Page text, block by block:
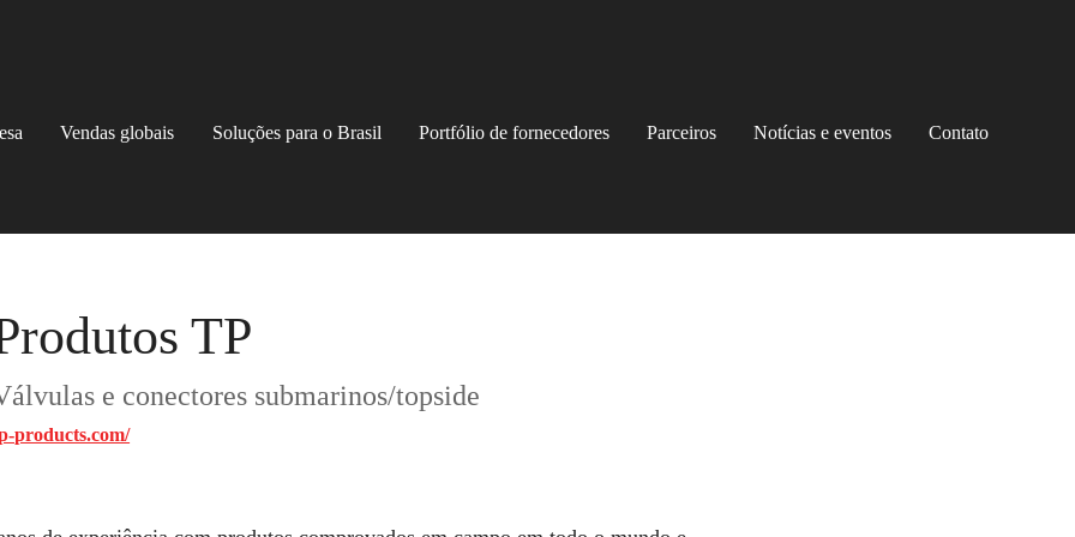
Vendas globais Soluções para o Brasil Portfólio de fornecedores Parceiros Notícias e eventos Contato
TP
e conectores submarinos/topside
products.com/